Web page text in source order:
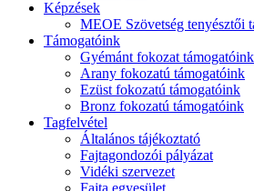
Képzések
MEOE Szövetség tenyésztői
Támogatóink
Gyémánt fokozat támogatóink
Arany fokozatú támogatóink
Ezüst fokozatú támogatóink
Bronz fokozatú támogatóink
Tagfelvétel
Általános tájékoztató
Fajtagondozói pályázat
Vidéki szervezet
Fajta egyesület